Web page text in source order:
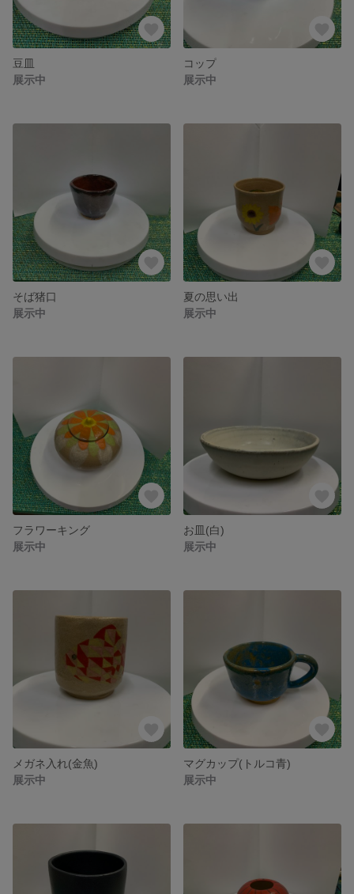
豆皿
展示中
コップ
展示中
そば猪口
展示中
夏の思い出
展示中
フラワーキング
展示中
お皿(白)
展示中
メガネ入れ(金魚)
展示中
マグカップ(トルコ青)
展示中